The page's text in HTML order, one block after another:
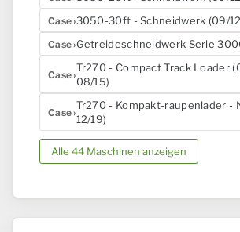
Case 3050-30ft - Schneidwerk (09/
Case Getreideschneidwerk Serie
Case
Tr270 - Compact Track Loader
08/15)
Case
Tr270 - Kompakt-raupenlader -
12/19)
Alle 44 Maschinen anzeigen